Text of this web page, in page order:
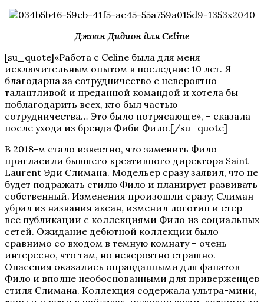
Джоан Дидион для Celine
[su_quote]«Работа с Celine была для меня
исключительным опытом в последние 10 лет. Я
благодарна за сотрудничество с невероятно
талантливой и преданной командой и хотела бы
поблагодарить всех, кто был частью
сотрудничества… Это было потрясающе», – сказала
после ухода из бренда Фиби Фило.[/su_quote]
В 2018-м стало известно, что заменить Фило
пригласили бывшего креативного директора Saint
Laurent Эди Слимана. Модельер сразу заявил, что не
будет подражать стилю Фило и планирует развивать
собственный. Изменения произошли сразу; Слиман
убрал из названия аксан, изменил логотип и стер
все публикации с коллекциями Фило из социальных
сетей. Ожидание дебютной коллекции было
сравнимо со входом в темную комнату – очень
интересно, что там, но невероятно страшно.
Опасения оказались оправданными для фанатов
Фило и вполне необоснованными для приверженцев
стиля Слимана. Коллекция содержала ультра-мини,